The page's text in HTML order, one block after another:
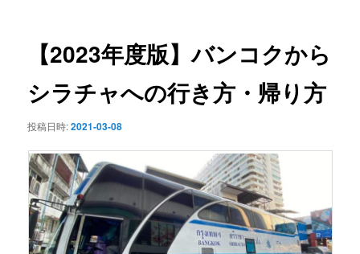
ョ
ン
【2023年度版】バンコクから
シラチャへの行き方・帰り方
投稿日時:2021-03-08